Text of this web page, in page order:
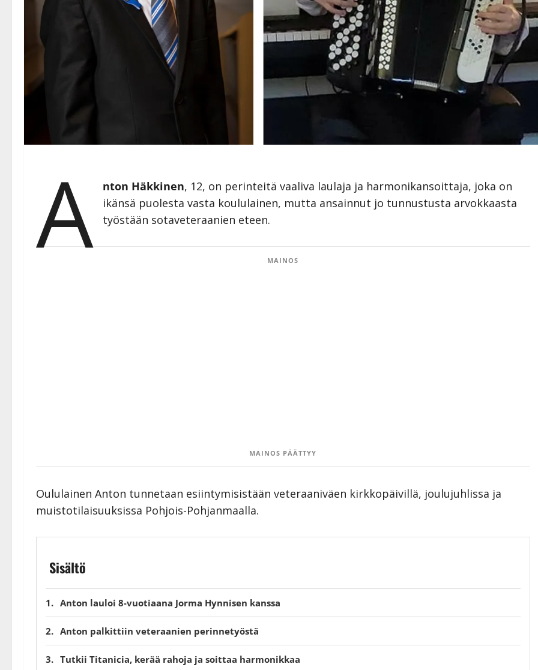
A nton Häkkinen, 12, on perinteitä vaaliva laulaja ja harmonikansoittaja, joka on
ikänsä puolesta vasta koululainen, mutta ansainnut jo tunnustusta arvokkaasta
työstään sotaveteraanien eteen.
MAINOS
MAINOS PÄÄTTYY
Oululainen Anton tunnetaan esiintymisistään veteraaniväen kirkkopäivillä, joulujuhlissa ja
muistotilaisuuksissa Pohjois-Pohjanmaalla.
Sisältö
Anton lauloi 8-vuotiaana Jorma Hynnisen kanssa
Anton palkittiin veteraanien perinnetyöstä
Tutkii Titanicia, kerää rahoja ja soittaa harmonikkaa